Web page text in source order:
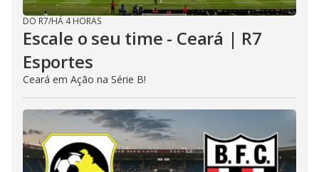
DO R7/HÁ 4 HORAS
Escale o seu time - Ceará | R7
Esportes
Ceará em Ação na Série B!